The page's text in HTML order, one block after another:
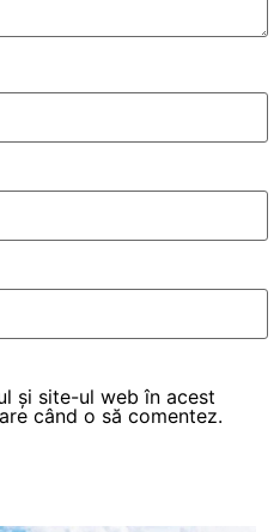
și site-ul web în acest
când o să comentez.